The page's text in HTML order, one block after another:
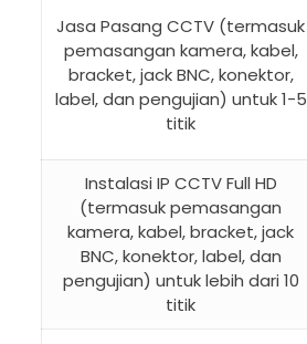
Jasa Pasang CCTV (termasuk
pemasangan kamera, kabel,
bracket, jack BNC, konektor,
label, dan pengujian) untuk 1-5
titik
Instalasi IP CCTV Full HD
(termasuk pemasangan
kamera, kabel, bracket, jack
BNC, konektor, label, dan
pengujian) untuk lebih dari 10
titik